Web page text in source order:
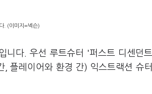
. (이미지=넥슨)
니다. 우선 루트슈터 '퍼스트 디센던
플레이어와 환경 간) 익스트랙션 슈